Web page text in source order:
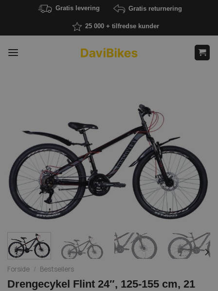
Gratis levering Gratis returnering
25 000 + tilfredse kunder
Forside / Bestsellers
Drengecykel Flint 24″, 125-155 cm, 21